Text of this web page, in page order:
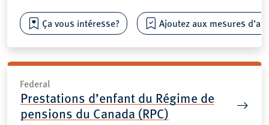
Ça vous intéresse? Ajoutez aux mesures
Federal
Prestations d’enfant du Régime de
pensions du Canada (RPC)